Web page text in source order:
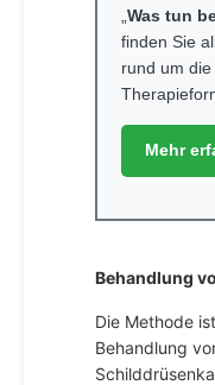
Was tun
finden Sie
rund um die
Mehr
Behandlung
Die Methode
Behandlung